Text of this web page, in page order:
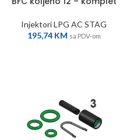
Injektori LPG AC STAG
195,74 KM sa PDV-om